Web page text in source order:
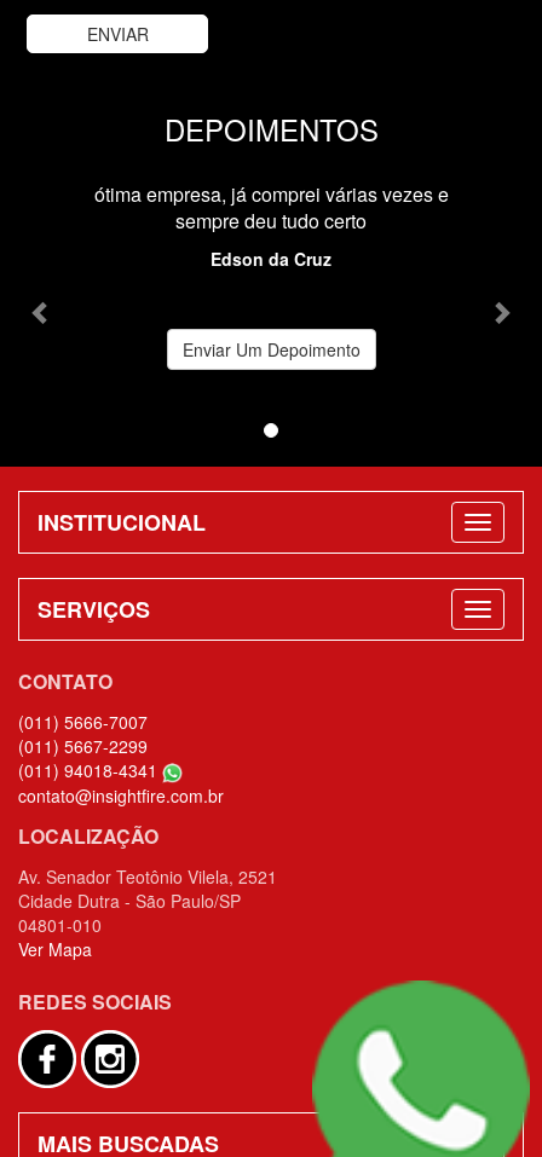
DEPOIMENTOS
ótima empresa, já comprei várias vezes e
sempre deu tudo certo
Edson da Cruz
Enviar Um Depoimento
INSTITUCIONAL
SERVIÇOS
CONTATO
(011) 5666-7007
(011) 5667-2299
(011) 94018-4341
contato@insightfire.com.br
LOCALIZAÇÃO
Av. Senador Teotônio Vilela, 2521
Cidade Dutra - São Paulo/SP
04801-010
Ver Mapa
REDES SOCIAIS
MAIS BUSCADAS